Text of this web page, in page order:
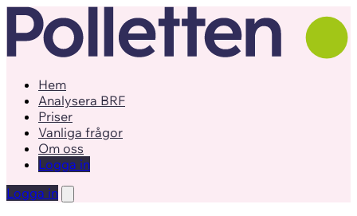
Hem
Analysera BRF
Priser
Vanliga frågor
Om oss
Logga in
Logga in